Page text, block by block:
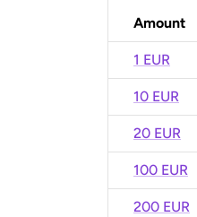
Amount
1 EUR
10 EUR
20 EUR
100 EUR
200 EUR